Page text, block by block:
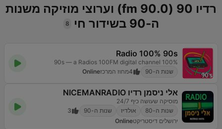
רדיו 90 (90.0 fm) וערוצי מוזיקה משנות
ה-90 בשידור חי
8
Radio 100% 90s
100% 90s — a Radios 100FM digital channel
שנות ה-90
4מחוז המרכזOnline
אלי ניסמן רדיו NICEMANRADIO
מוסיקה שעושה כיף 24/7
שנות ה-80
אולדיז שנות ה-90
3
ירושלים דיסטריקטOnline